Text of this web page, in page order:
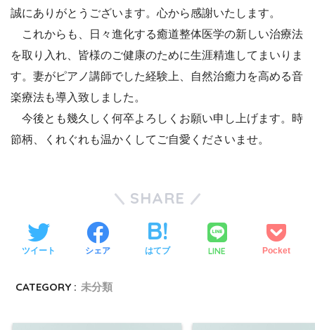
誠にありがとうございます。心から感謝いたします。
これからも、日々進化する癒道整体医学の新しい治療法
を取り入れ、皆様のご健康のために生涯精進してまいりま
す。妻がピアノ講師でした経験上、自然治癒力を高める音
楽療法も導入致しました。
今後とも幾久しく何卒よろしくお願い申し上げます。時
節柄、くれぐれも温かくしてご自愛くださいませ。
SHARE
ツイート シェア はてブ LINE Pocket
CATEGORY : 未分類